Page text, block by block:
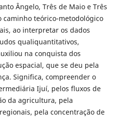
Ângelo, Três de Maio e Três
caminho teórico-metodológico
ao interpretar os dados
qualiquantitativos,
na conquista dos
espacial, que se deu pela
Significa, compreender o
Ijuí, pelos fluxos de
da agricultura, pela
pela concentração de